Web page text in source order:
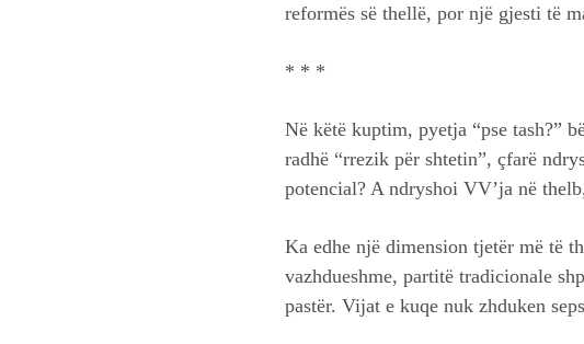
reformës së thellë, por një gjesti të
* * *
Në këtë kuptim, pyetja “pse tash?”
radhë “rrezik për shtetin”, çfarë
potencial? A ndryshoi VV’ja në
Ka edhe një dimension tjetër më të
vazhdueshme, partitë tradicionale
pastër. Vijat e kuqe nuk zhduken